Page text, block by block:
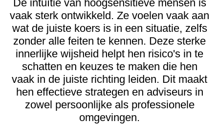
De intuïtie van hoogsensitieve mensen is
vaak sterk ontwikkeld. Ze voelen vaak aan
wat de juiste koers is in een situatie, zelfs
zonder alle feiten te kennen. Deze sterke
innerlijke wijsheid helpt hen risico's in te
schatten en keuzes te maken die hen
vaak in de juiste richting leiden. Dit maakt
hen effectieve strategen en adviseurs in
zowel persoonlijke als professionele
omgevingen.